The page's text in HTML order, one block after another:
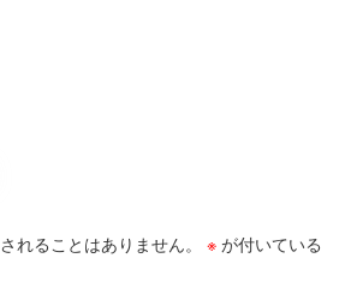
れることはありません。 ※が付いている